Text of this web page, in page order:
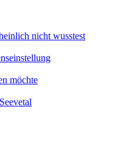
nicht wusstest
möchte